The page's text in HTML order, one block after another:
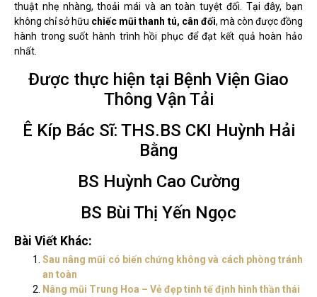
thuật nhẹ nhàng, thoải mái và an toàn tuyệt đối. Tại đây, bạn
không chỉ sở hữu chiếc mũi thanh tú, cân đối, mà còn được đồng
hành trong suốt hành trình hồi phục để đạt kết quả hoàn hảo
nhất.
Được thực hiện tại Bệnh Viện Giao
Thông Vận Tải
Ê Kíp Bác Sĩ: THS.BS CKI Huỳnh Hải
Bằng
BS Huỳnh Cao Cường
BS Bùi Thị Yến Ngọc
Bài Viết Khác:
Sau nâng mũi có biến chứng không và cách phòng tránh
an toàn
Nâng mũi Trung Hoa – Vẻ đẹp tinh tế định hình thần thái